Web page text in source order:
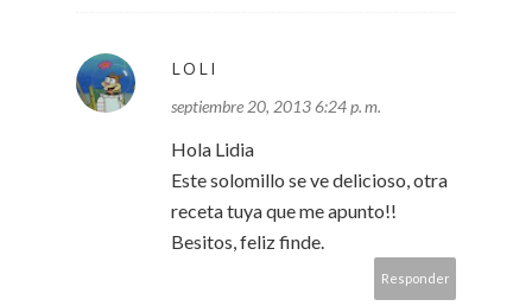
LOLI
septiembre 20, 2013 6:24 p. m.
Hola Lidia
Este solomillo se ve delicioso, otra
receta tuya que me apunto!!
Besitos, feliz finde.
Responder